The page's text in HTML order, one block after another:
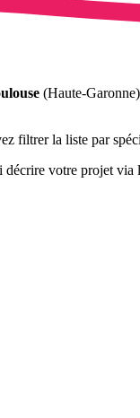
(Haute-Garonne)
filtrer la liste par
décrire votre projet via